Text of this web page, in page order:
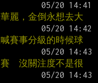
麗，金倒永想去大
賽事分級的時候球
沒關注度不是很